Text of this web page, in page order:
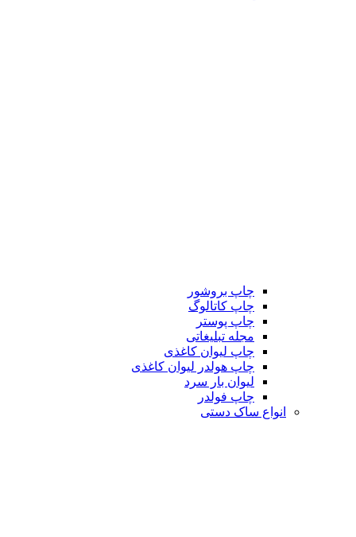
چاپ بروشور
چاپ کاتالوگ
چاپ پوستر
مجله تبلیغاتی
چاپ لیوان کاغذی
چاپ هولدر لیوان کاغذی
لیوان بار سرد
چاپ فولدر
انواع ساک دستی